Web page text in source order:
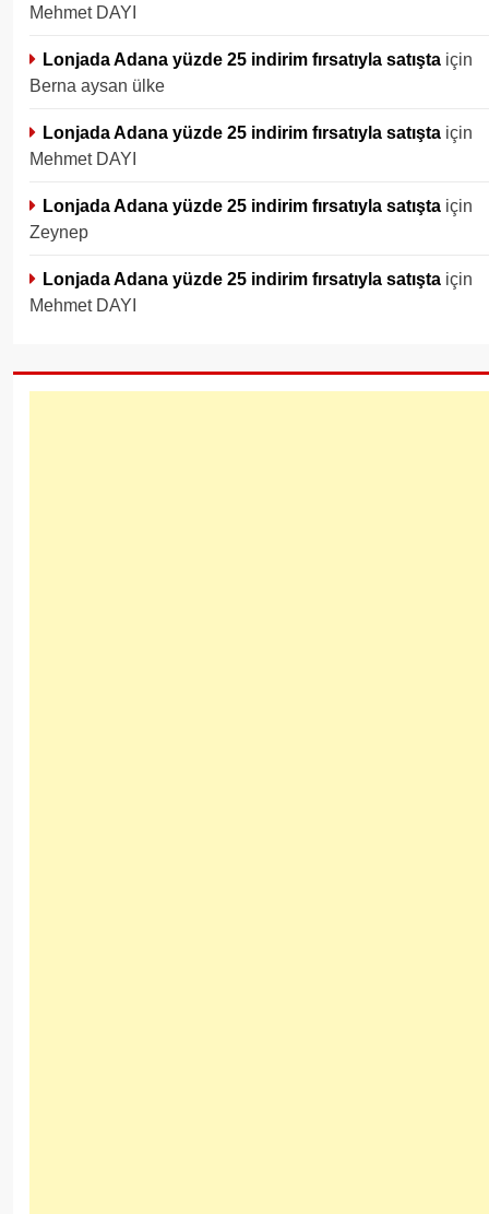
Mehmet DAYI
Lonjada Adana yüzde 25 indirim fırsatıyla satışta için
Berna aysan ülke
Lonjada Adana yüzde 25 indirim fırsatıyla satışta için
Mehmet DAYI
Lonjada Adana yüzde 25 indirim fırsatıyla satışta için
Zeynep
Lonjada Adana yüzde 25 indirim fırsatıyla satışta için
Mehmet DAYI